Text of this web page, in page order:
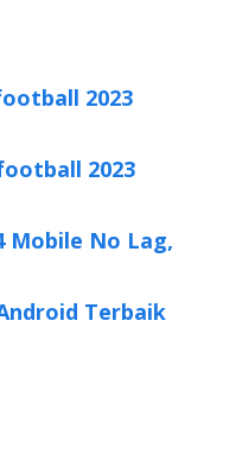
2023
2023
Mobile No Lag,
Terbaik